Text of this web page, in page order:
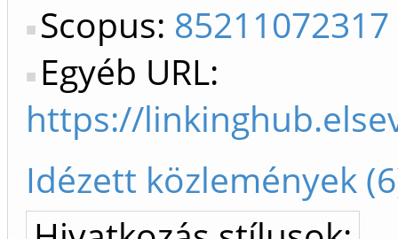
Scopus: 85211072317
Egyéb URL:
https://
Idézett közlemények